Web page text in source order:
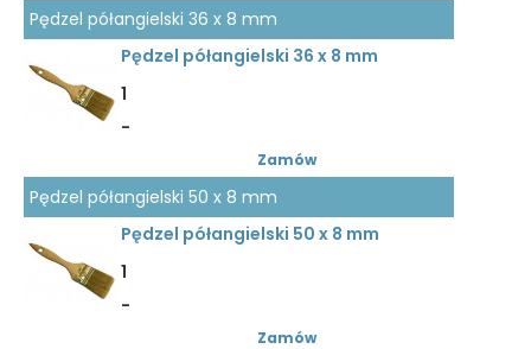
Pędzel półangielski 36 x 8 mm
Pędzel półangielski 36 x 8 mm
1
-
Zamów
Pędzel półangielski 50 x 8 mm
Pędzel półangielski 50 x 8 mm
1
-
Zamów